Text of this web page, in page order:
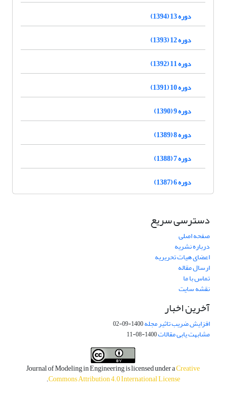
دوره 13 (1394)
دوره 12 (1393)
دوره 11 (1392)
دوره 10 (1391)
دوره 9 (1390)
دوره 8 (1389)
دوره 7 (1388)
دوره 6 (1387)
دسترسی سریع
صفحه اصلی
درباره نشریه
اعضای هیات تحریریه
ارسال مقاله
تماس با ما
نقشه سایت
آخرین اخبار
افزایش ضریب تاثیر مجله1400-09-02
مشابهت یابی مقالات1400-08-11
Journal of Modeling in Engineering is licensed under aCreative
Commons Attribution 4.0 International License
.